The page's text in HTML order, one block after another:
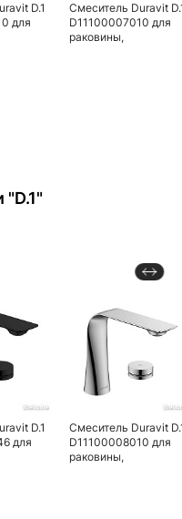
D.1
для
Смеситель Duravit
D11100007010 для
раковины,
D.1
для
Смеситель Duravit
D11100008010 для
раковины,